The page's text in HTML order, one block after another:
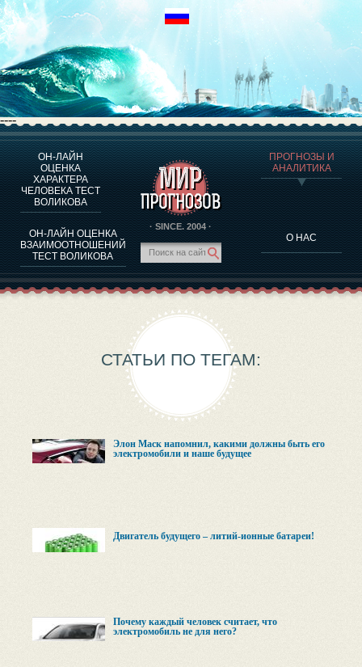
----
ОН-ЛАЙН
ОЦЕНКА
ХАРАКТЕРА
ЧЕЛОВЕКА ТЕСТ
ВОЛИКОВА
ОН-ЛАЙН ОЦЕНКА
ВЗАИМООТНОШЕНИЙ
ТЕСТ ВОЛИКОВА
· SINCE. 2004 ·
ПРОГНОЗЫ И
АНАЛИТИКА
О НАС
О ПРОГРАММЕ
ОЦЕНКА ХАРАКТЕРA ЧЕЛОВЕКА
ОЦЕНКА ХАРАКТЕРА ВЫДАЮЩИХСЯ ЛИЧНОСТЕЙ
О ПРОГРАММЕ
ТЕСТ НА СОВМЕСТИМОСТЬ ВОЛИКОВА
ПРОГНОЗЫ И АНАЛИТИКА
СТАТЬИ ПО ТЕГАМ:
Элон Маск напомнил, какими должны быть его
электромобили и наше будущее
Двигатель будущего – литий-ионные батареи!
Почему каждый человек считает, что
электромобиль не для него?